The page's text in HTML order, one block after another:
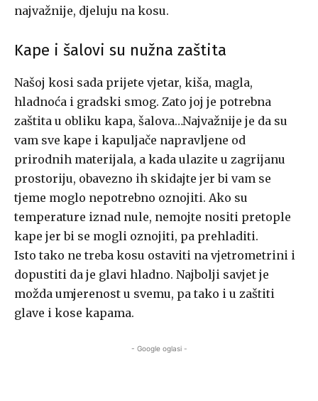
najvažnije, djeluju na kosu.
Kape i šalovi su nužna zaštita
Našoj kosi sada prijete vjetar, kiša, magla,
hladnoća i gradski smog. Zato joj je potrebna
zaštita u obliku kapa, šalova…Najvažnije je da su
vam sve kape i kapuljače napravljene od
prirodnih materijala, a kada ulazite u zagrijanu
prostoriju, obavezno ih skidajte jer bi vam se
tjeme moglo nepotrebno oznojiti. Ako su
temperature iznad nule, nemojte nositi pretople
kape jer bi se mogli oznojiti, pa prehladiti.
Isto tako ne treba kosu ostaviti na vjetrometrini i
dopustiti da je glavi hladno. Najbolji savjet je
možda umjerenost u svemu, pa tako i u zaštiti
glave i kose kapama.
- Google oglasi -